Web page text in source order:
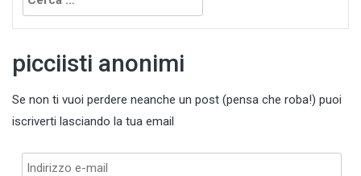
per:
picciisti anonimi
Se non ti vuoi perdere neanche un post (pensa che roba!) puoi
iscriverti lasciando la tua email
Indirizzo